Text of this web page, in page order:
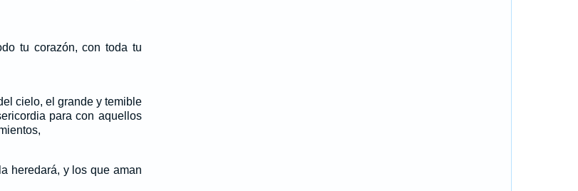
tu corazón, con toda tu
cielo, el grande y temible
para con aquellos
heredará, y los que aman